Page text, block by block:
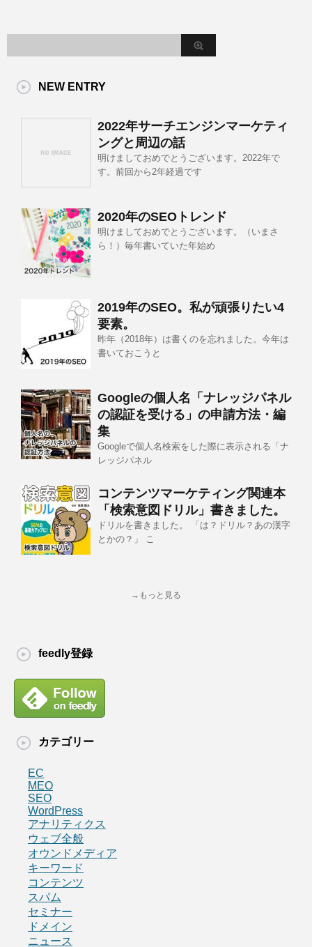
NEW ENTRY
2022年サーチエンジンマーケティ
ングと周辺の話
明けましておめでとうございます。2022年で
す。前回から2年経過です
2020年のSEOトレンド
明けましておめでとうございます。（いまさ
ら！）毎年書いていた年始め
2019年のSEO。私が頑張りたい4
要素。
昨年（2018年）は書くのを忘れました。今年は
書いておこうと
Googleの個人名「ナレッジパネル
の認証を受ける」の申請方法・編
集
Googleで個人名検索をした際に表示される「ナ
レッジパネル
コンテンツマーケティング関連本
「検索意図ドリル」書きました。
ドリルを書きました。 「は？ドリル？あの漢字
とかの？」 こ
→もっと見る
feedly登録
カテゴリー
EC
MEO
SEO
WordPress
アナリティクス
ウェブ全般
オウンドメディア
キーワード
コンテンツ
スパム
セミナー
ドメイン
ニュース